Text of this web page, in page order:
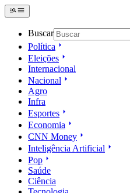
Buscar
Política
Eleições
Internacional
Nacional
Agro
Infra
Esportes
Economia
CNN Money
Inteligência Artificial
Pop
Saúde
Ciência